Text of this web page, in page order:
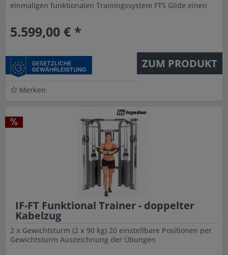
einmaligen funktionalen Trainingssystem FTS Glide einen
5.599,00 € *
ZUM PRODUKT
Merken
IF-FT Funktional Trainer - doppelter
Kabelzug
2 x Gewichtsturm (2 x 90 kg) 20 einstellbare Positionen per
Gewichtsturm Auszeichnung der Übungen